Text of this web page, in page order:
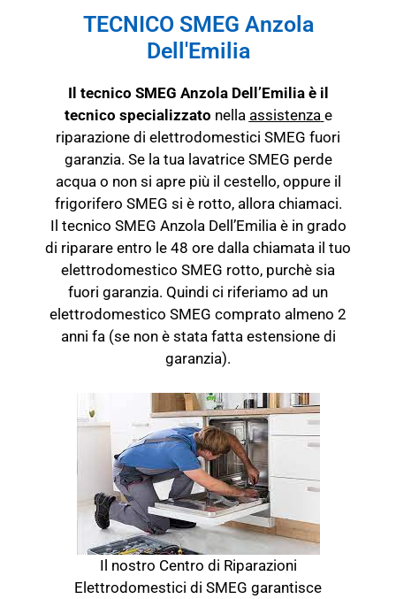
TECNICO SMEG Anzola
Dell'Emilia
Il tecnico SMEG Anzola Dell’Emilia è il
tecnico specializzato nella assistenza e
riparazione di elettrodomestici SMEG fuori
garanzia. Se la tua lavatrice SMEG perde
acqua o non si apre più il cestello, oppure il
frigorifero SMEG si è rotto, allora chiamaci.
Il tecnico SMEG Anzola Dell’Emilia è in grado
di riparare entro le 48 ore dalla chiamata il tuo
elettrodomestico SMEG rotto, purchè sia
fuori garanzia. Quindi ci riferiamo ad un
elettrodomestico SMEG comprato almeno 2
anni fa (se non è stata fatta estensione di
garanzia).
Il nostro Centro di Riparazioni
Elettrodomestici di SMEG garantisce